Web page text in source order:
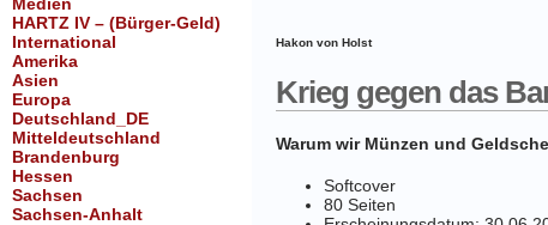
HARTZ IV – (Bürger-Geld)
International
Amerika
Asien
Europa
Deutschland_DE
Mitteldeutschland
Brandenburg
Hessen
Sachsen
Sachsen-Anhalt
Hakon von Holst
Krieg gegen das
Warum wir Münzen und
Softcover
80 Seiten